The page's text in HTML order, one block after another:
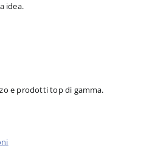
idea.
e prodotti top di gamma.